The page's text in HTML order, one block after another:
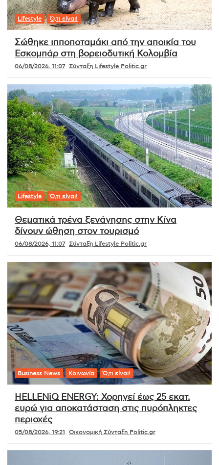
Lifestyle Ό,τι είναι!
Σώθηκε ιπποποταμάκι από την αποικία του
Εσκομπάρ στη βορειοδυτική Κολομβία
06/08/2026, 11:07 Σύνταξη Lifestyle Politic.gr
Lifestyle Ό,τι είναι!
Θεματικά τρένα ξενάγησης στην Κίνα
δίνουν ώθηση στον τουρισμό
06/08/2026, 11:07 Σύνταξη Lifestyle Politic.gr
Business News Κοινωνία Ό,τι είναι!
HELLENiQ ENERGY: Χορηγεί έως 25 εκατ.
ευρώ για αποκατάσταση στις πυρόπληκτες
περιοχές
05/08/2026, 19:21 Οικονομική Σύνταξη Politic.gr